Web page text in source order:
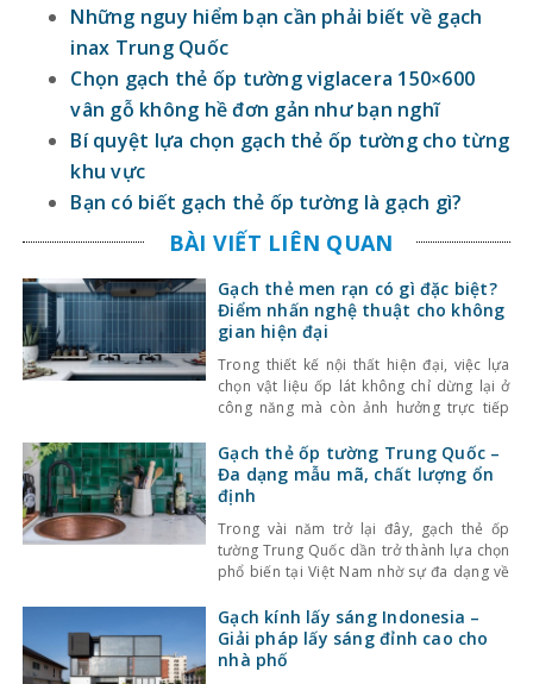
Những nguy hiểm bạn cần phải biết về gạch
inax Trung Quốc
Chọn gạch thẻ ốp tường viglacera 150×600
vân gỗ không hề đơn gản như bạn nghĩ
Bí quyệt lựa chọn gạch thẻ ốp tường cho từng
khu vực
Bạn có biết gạch thẻ ốp tường là gạch gì?
BÀI VIẾT LIÊN QUAN
Gạch thẻ men rạn có gì đặc biệt?
Điểm nhấn nghệ thuật cho không
gian hiện đại
Trong thiết kế nội thất hiện đại, việc lựa
chọn vật liệu ốp lát không chỉ dừng lại ở
công năng mà còn ảnh hưởng trực tiếp
Một trong những lựa chọn nổi bật gần đây
là gạch thẻ men rạn – dòng gạch ốp lát
Gạch thẻ ốp tường Trung Quốc –
Đa dạng mẫu mã, chất lượng ổn
định
Trong vài năm trở lại đây, gạch thẻ ốp
tường Trung Quốc dần trở thành lựa chọn
phổ biến tại Việt Nam nhờ sự đa dạng về
Bên cạnh đó, chất lượng sản phẩm cũng
không ngừng được cải thiện, đáp ứng tốt
nhu cầu sử
Gạch kính lấy sáng Indonesia –
Giải pháp lấy sáng đỉnh cao cho
nhà phố